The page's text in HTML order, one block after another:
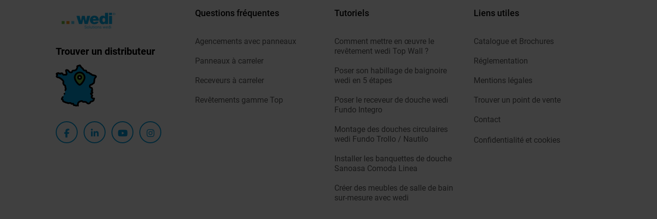
Trouver un distributeur
Questions fréquentes
Agencements avec panneaux
Panneaux à carreler
Receveurs à carreler
Revêtements gamme Top
Tutoriels
Comment mettre en œuvre le
revêtement wedi Top Wall ?
Poser son habillage de baignoire
wedi en 5 étapes
Poser le receveur de douche wedi
Fundo Integro
Montage des douches circulaires
wedi Fundo Trollo / Nautilo
Installer les banquettes de douche
Sanoasa Comoda Linea
Créer des meubles de salle de bain
sur-mesure avec wedi
Liens utiles
Catalogue et Brochures
Réglementation
Mentions légales
Trouver un point de vente
Contact
Confidentialité et cookies